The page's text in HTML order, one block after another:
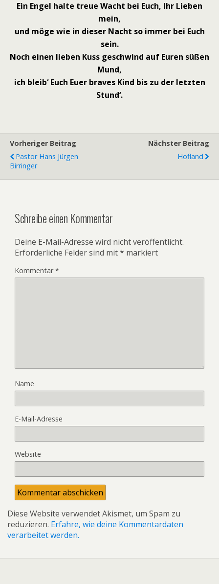
Ein Engel halte treue Wacht bei Euch, Ihr Lieben
mein,
und möge wie in dieser Nacht so immer bei Euch
sein.
Noch einen lieben Kuss geschwind auf Euren süßen
Mund,
ich bleib‘ Euch Euer braves Kind bis zu der letzten
Stund‘.
Vorheriger Beitrag
Pastor Hans Jürgen
Birringer
Nächster Beitrag
Hofland
Schreibe einen Kommentar
Deine E-Mail-Adresse wird nicht veröffentlicht.
Erforderliche Felder sind mit* markiert
Kommentar*
Name
E-Mail-Adresse
Website
Diese Website verwendet Akismet, um Spam zu
reduzieren. Erfahre, wie deine Kommentardaten
verarbeitet werden.